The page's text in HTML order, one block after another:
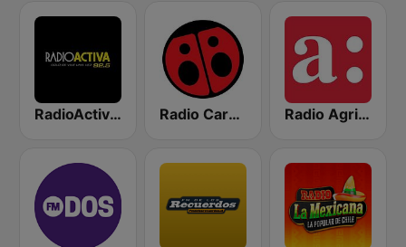
RadioActiva 92.5 Radio Carolina Radio Agricultura